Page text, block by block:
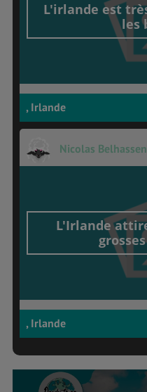
L'irlande est
les
, Irlande
Nicolas Belhassen
L'Irlande
, Irlande